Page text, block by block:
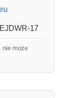
17
nie może